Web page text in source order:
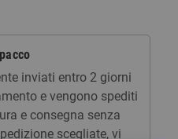
inviati entro 2 giorni
e vengono spediti
e consegna senza
scegliate, vi